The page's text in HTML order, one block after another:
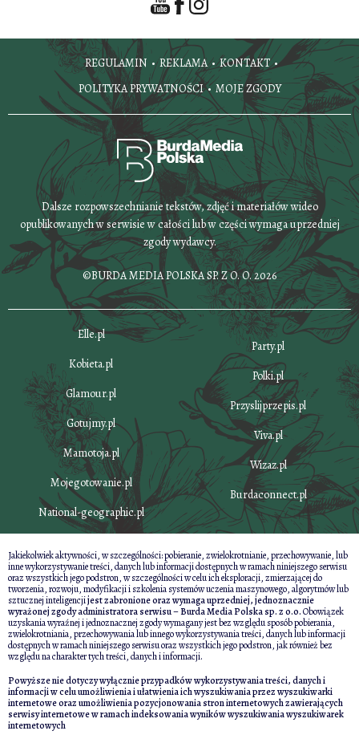
REGULAMIN REKLAMA
KONTAKT
POLITYKA PRYWATNOŚCI
MOJE ZGODY
Dalsze rozpowszechnianie tekstów, zdjęć i materiałów wideo
opublikowanych w serwisie w całości lub w części wymaga uprzedniej
zgody wydawcy.
©BURDA MEDIA POLSKA SP. Z O. O. 2026
Elle.pl
Kobieta.pl
Glamour.pl
Gotujmy.pl
Mamotoja.pl
Mojegotowanie.pl
National-geographic.pl
Party.pl
Polki.pl
Przyslijprzepis.pl
Viva.pl
Wizaz.pl
Burdaconnect.pl
Jakiekolwiek aktywności, w szczególności: pobieranie, zwielokrotnianie, przechowywanie, lub
inne wykorzystywanie treści, danych lub informacji dostępnych w ramach niniejszego serwisu
oraz wszystkich jego podstron, w szczególności w celu ich eksploracji, zmierzającej do
tworzenia, rozwoju, modyfikacji i szkolenia systemów uczenia maszynowego, algorytmów lub
sztucznej inteligencjijest zabronione oraz wymaga uprzedniej, jednoznacznie
wyrażonej zgody administratora serwisu – Burda Media Polska sp. z o.o.Obowiązek
uzyskania wyraźnej i jednoznacznej zgody wymagany jest bez względu sposób pobierania,
zwielokrotniania, przechowywania lub innego wykorzystywania treści, danych lub informacji
dostępnych w ramach niniejszego serwisu oraz wszystkich jego podstron, jak również bez
względu na charakter tych treści, danych i informacji.
Powyższe nie dotyczy wyłącznie przypadków wykorzystywania treści, danych i
informacji w celu umożliwienia i ułatwienia ich wyszukiwania przez wyszukiwarki
internetowe oraz umożliwienia pozycjonowania stron internetowych zawierających
serwisy internetowe w ramach indeksowania wyników wyszukiwania wyszukiwarek
internetowych